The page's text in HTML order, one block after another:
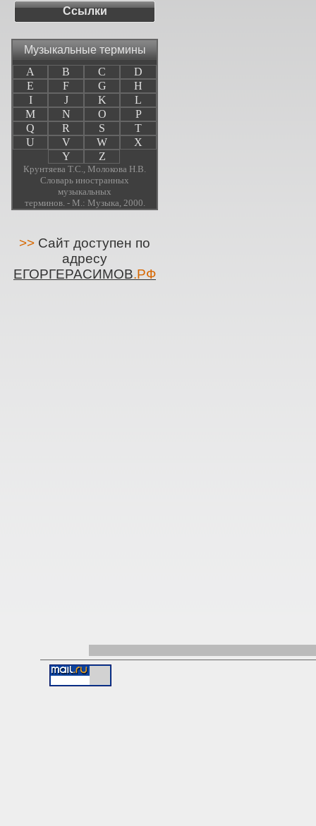
Ссылки
Музыкальные термины
A
B C
D
E
F G
H
I
J K
L
M
N O
P
Q
R S
T
U
V W
X
Y
Z
Крунтяева Т.С., Молокова Н.В.
Словарь иностранных
музыкальных
терминов. - М.: Музыка, 2000.
>> Сайт доступен по
адресу
ЕГОРГЕРАСИМОВ.РФ